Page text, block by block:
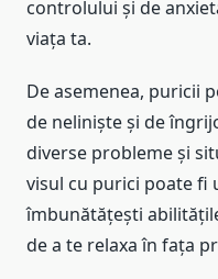
controlului și de
viața ta.
De asemenea, puricii
de neliniște și de
diverse probleme și
visul cu purici poate fi
îmbunătățești
de a te relaxa în fața